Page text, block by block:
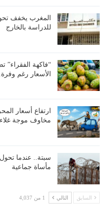
المغرب يخفف
للدراسة بالخارج
“فاكهة الفقراء”
الأسعار رغم
ارتفاع أسعار
مخاوف موجة
سبتة.. عندما
مأساة جماعية
السابق التالي 1 من 4,037